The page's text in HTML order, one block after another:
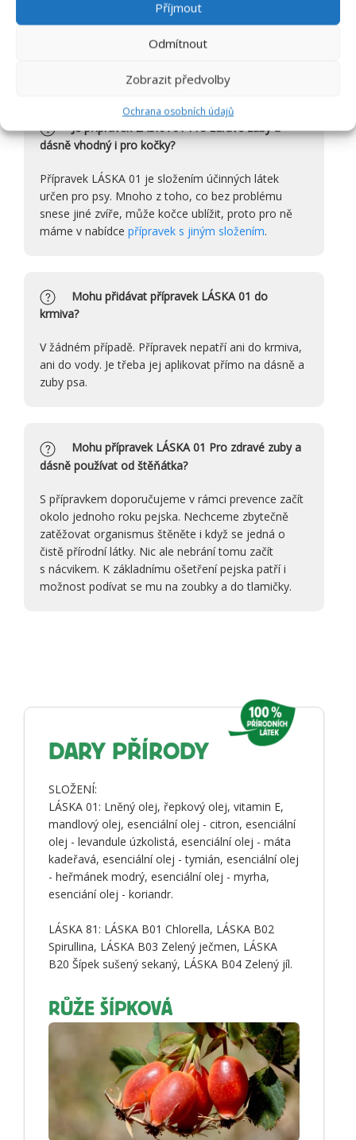
Příjmout
Odmítnout
Zobrazit předvolby
Ochrana osobních údajů
ČASTO SE NÁS PTÁTE
Je přípravek LÁSKA 01 Pro zdravé zuby a
dásně vhodný i pro kočky?
Přípravek LÁSKA 01 je složením účinných látek
určen pro psy. Mnoho z toho, co bez problému
snese jiné zvíře, může kočce ublížit, proto pro ně
máme v nabídce přípravek s jiným složením.
Mohu přidávat přípravek LÁSKA 01 do
krmiva?
V žádném případě. Přípravek nepatří ani do krmiva,
ani do vody. Je třeba jej aplikovat přímo na dásně a
zuby psa.
Mohu přípravek LÁSKA 01 Pro zdravé zuby a
dásně používat od štěňátka?
S přípravkem doporučujeme v rámci prevence začít
okolo jednoho roku pejska. Nechceme zbytečně
zatěžovat organismus štěněte i když se jedná o
čistě přírodní látky. Nic ale nebrání tomu začít
s nácvikem. K základnímu ošetření pejska patří i
možnost podívat se mu na zoubky a do tlamičky.
DARY PŘÍRODY
SLOŽENÍ:
LÁSKA 01: Lněný olej, řepkový olej, vitamin E,
mandlový olej, esenciální olej - citron, esenciální
olej - levandule úzkolistá, esenciální olej - máta
kadeřavá, esenciální olej - tymián, esenciální olej
- heřmánek modrý, esenciální olej - myrha,
esenciání olej - koriandr.
LÁSKA 81: LÁSKA B01 Chlorella, LÁSKA B02
Spirullina, LÁSKA B03 Zelený ječmen, LÁSKA
B20 Šípek sušený sekaný, LÁSKA B04 Zelený jíl.
RŮŽE ŠÍPKOVÁ